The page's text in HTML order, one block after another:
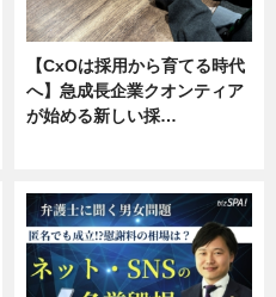
【CxOは採用から育てる時代
へ】急成長企業クオンティア
が始める新しい採…